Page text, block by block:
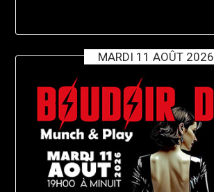
MARDI 11 AOÛT 2026